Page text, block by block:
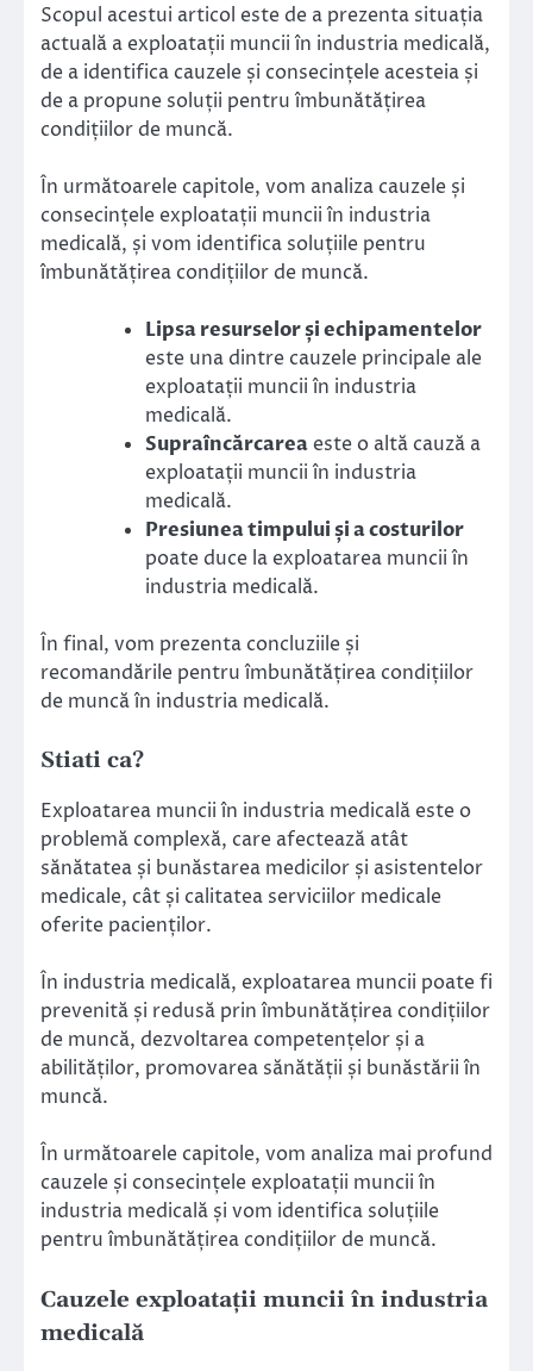
Scopul acestui articol este de a prezenta situația
actuală a exploatații muncii în industria medicală,
de a identifica cauzele și consecințele acesteia și
de a propune soluții pentru îmbunătățirea
condițiilor de muncă.
În următoarele capitole, vom analiza cauzele și
consecințele exploatații muncii în industria
medicală, și vom identifica soluțiile pentru
îmbunătățirea condițiilor de muncă.
Lipsa resurselor și echipamentelor
este una dintre cauzele principale ale
exploatații muncii în industria
medicală.
Supraîncărcarea este o altă cauză a
exploatații muncii în industria
medicală.
Presiunea timpului și a costurilor
poate duce la exploatarea muncii în
industria medicală.
În final, vom prezenta concluziile și
recomandările pentru îmbunătățirea condițiilor
de muncă în industria medicală.
Stiati ca?
Exploatarea muncii în industria medicală este o
problemă complexă, care afectează atât
sănătatea și bunăstarea medicilor și asistentelor
medicale, cât și calitatea serviciilor medicale
oferite pacienților.
În industria medicală, exploatarea muncii poate fi
prevenită și redusă prin îmbunătățirea condițiilor
de muncă, dezvoltarea competențelor și a
abilităților, promovarea sănătății și bunăstării în
muncă.
În următoarele capitole, vom analiza mai profund
cauzele și consecințele exploatații muncii în
industria medicală și vom identifica soluțiile
pentru îmbunătățirea condițiilor de muncă.
Cauzele exploatații muncii în industria
medicală